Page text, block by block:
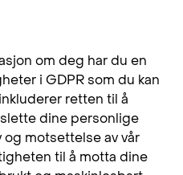
om deg har du en
i GDPR som du kan
retten til å
dine personlige
og motsettelse av vår
til å motta dine